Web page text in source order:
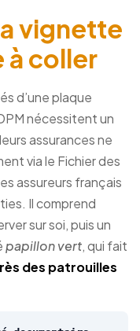
vignette
coller
d’une plaque
nécessitent un
assurances ne
via le Fichier des
assureurs français
Il comprend
sur soi, puis un
papillon vert, qui fait
des patrouilles